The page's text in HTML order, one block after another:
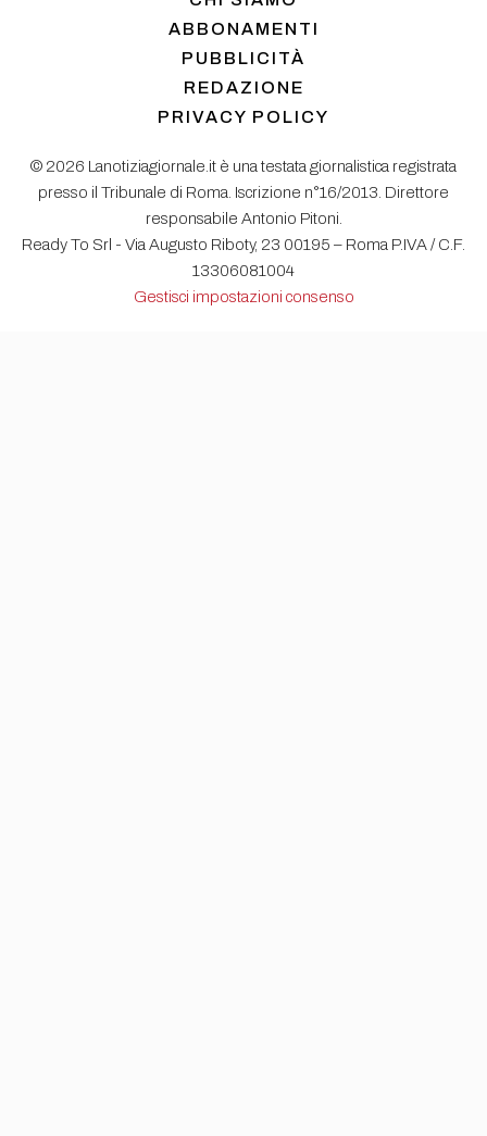
ABBONAMENTI
PUBBLICITÀ
REDAZIONE
PRIVACY POLICY
© 2026 Lanotiziagiornale.it è una testata giornalistica registrata
presso il Tribunale di Roma. Iscrizione n°16/2013. Direttore
responsabile Antonio Pitoni.
Ready To Srl - Via Augusto Riboty, 23 00195 – Roma P.IVA / C.F.
13306081004
Gestisci impostazioni consenso